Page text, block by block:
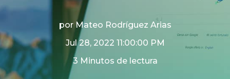
porMateo Rodríguez Arias
Jul 28, 2022 11:00:00 PM
3 Minutos de lectura